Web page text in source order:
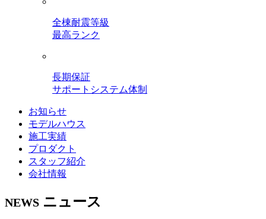
全棟耐震等級
最高ランク
長期保証
サポートシステム体制
お知らせ
モデルハウス
施工実績
プロダクト
スタッフ紹介
会社情報
NEWS ニュース